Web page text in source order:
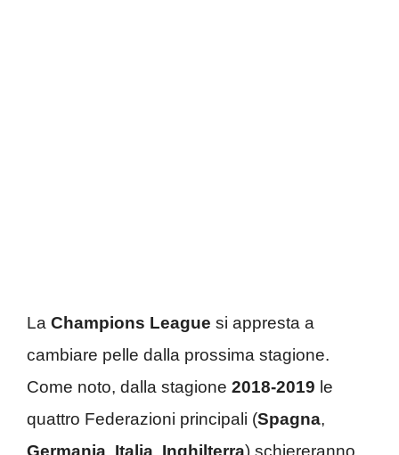
La Champions League si appresta a
cambiare pelle dalla prossima stagione.
Come noto, dalla stagione 2018-2019 le
quattro Federazioni principali (Spagna,
Germania, Italia, Inghilterra) schiereranno